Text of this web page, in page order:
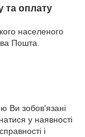
та оплату
населеного
Пошта.
Ви зобов'язані
у наявності
і